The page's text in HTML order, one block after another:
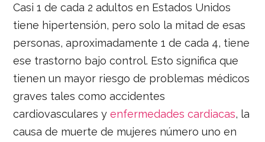
Casi 1 de cada 2 adultos en Estados Unidos
tiene hipertensión, pero solo la mitad de esas
personas, aproximadamente 1 de cada 4, tiene
ese trastorno bajo control. Esto significa que
tienen un mayor riesgo de problemas médicos
graves tales como accidentes
cardiovasculares yenfermedades cardiacas, la
causa de muerte de mujeres número uno en